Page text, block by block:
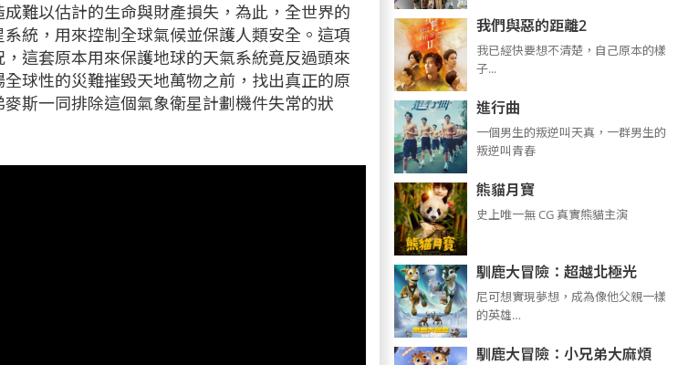
難以估計的生命與財產損失，為此，全世界的
統，用來控制全球氣候並保護人類安全。這項
這套原本用來保護地球的天氣系統竟反過頭來
球性的災難摧毀天地萬物之前，找出真正的原
斯一同排除這個氣象衛星計劃機件失常的狀
我們與惡的距離2
我已經快要想不清楚，自己原本的樣
子...
進行曲
​​​一個男生的叛逆叫天真，一群男生的
叛逆叫青春
熊貓月寶
史上唯一無 CG 真實熊貓主演
馴鹿大冒險：超越北極光
尼可想實現夢想，成為像他父親一樣
的英雄…
馴鹿大冒險：小兄弟大麻煩